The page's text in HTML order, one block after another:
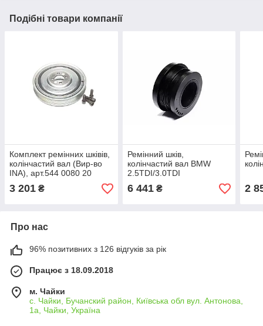
Подібні товари компанії
Комплект ремінних шківів,
колінчастий вал (Вир-во
INA), арт.544 0080 20
3 201 ₴
Ремінний шків,
колінчастий вал BMW
2.5TDI/3.0TDI
M51/M57(вир-во Corteco),
арт.21653130
6 441₴ 2
Про нас
96% позитивних з 126 відгуків за рік
Працює з 18.09.2018
м. Чайки
с. Чайки, Бучанский район, Київська обл вул. Антонова,
1а, Чайки, Україна